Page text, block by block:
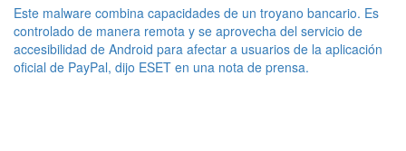
Este malware combina capacidades de un troyano bancario. Es
controlado de manera remota y se aprovecha del servicio de
accesibilidad de Android para afectar a usuarios de la aplicación
oficial de PayPal, dijo ESET en una nota de prensa.